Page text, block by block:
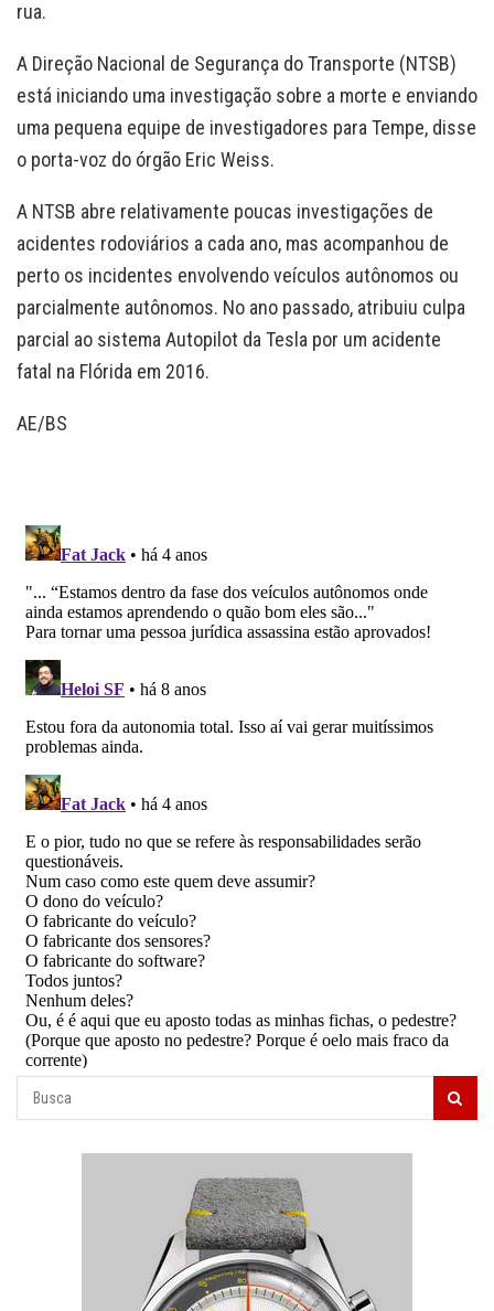
rua.
A Direção Nacional de Segurança do Transporte (NTSB)
está iniciando uma investigação sobre a morte e enviando
uma pequena equipe de investigadores para Tempe, disse
o porta-voz do órgão Eric Weiss.
A NTSB abre relativamente poucas investigações de
acidentes rodoviários a cada ano, mas acompanhou de
perto os incidentes envolvendo veículos autônomos ou
parcialmente autônomos. No ano passado, atribuiu culpa
parcial ao sistema Autopilot da Tesla por um acidente
fatal na Flórida em 2016.
AE/BS